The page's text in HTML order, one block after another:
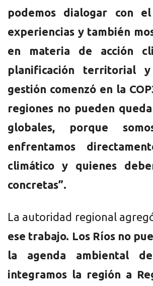
podemos dialogar con
experiencias y también
en materia de acción
planificación territorial
gestión comenzó en la
regiones no pueden
globales, porque
enfrentamos
climático y quienes
concretas”.
La autoridad regional
ese trabajo. Los Ríos no
la agenda ambiental
integramos la región a